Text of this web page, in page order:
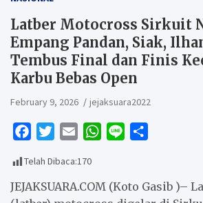
Latber Motocross Sirkuit
Empang Pandan, Siak,
Tembus Final dan Finis
Karbu Bebas Open
February 9, 2026 jejaksuara2022
c
e
i
t
a
i
W
t
e
r
Telah Dibaca:170
JEJAKSUARA.COM (Koto Gasib )–